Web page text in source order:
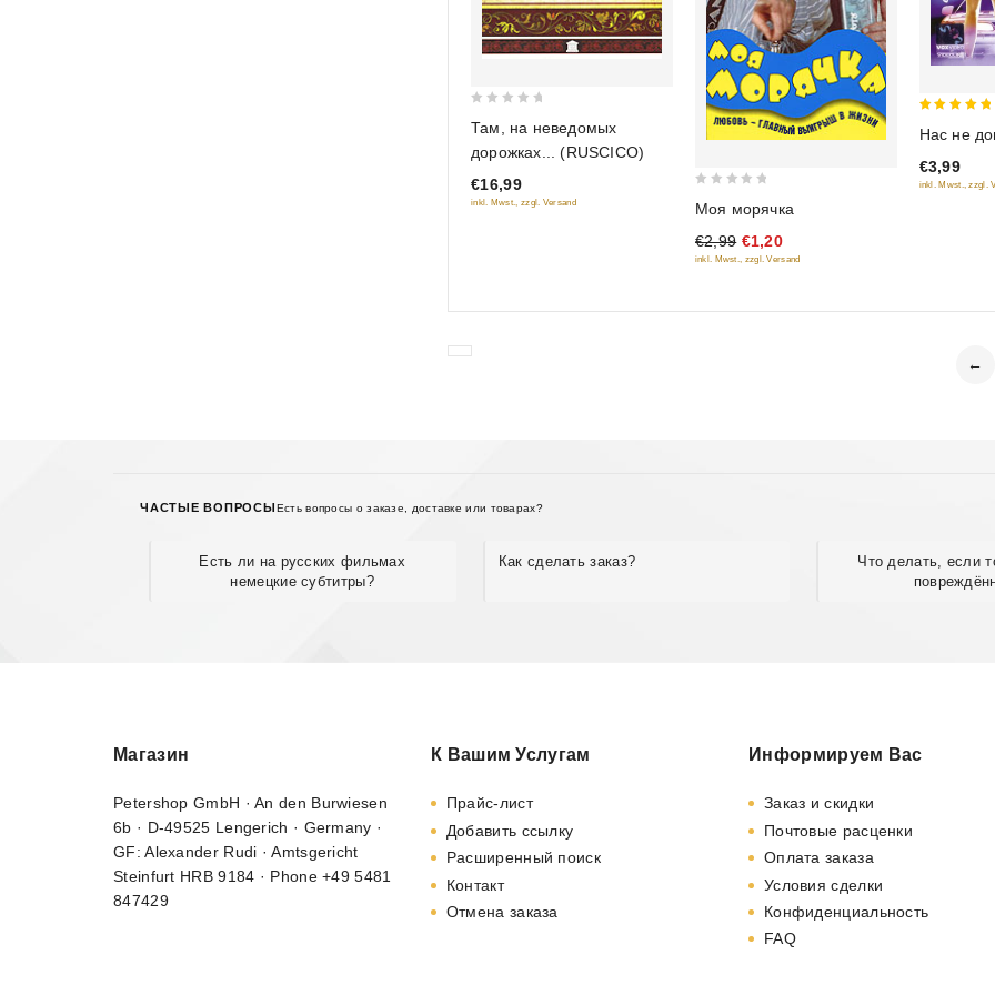
of
5
Там, на неведомых
дорожках... (RUSCICO)
€16,99
inkl. Mwst., zzgl. Versand
of
5
Моя морячка
€2,99 €1,20
inkl. Mwst., zzgl. Versand
out of 5
Нас не
€3,99
inkl. Mwst., zzgl.
←
ЧАСТЫЕ ВОПРОСЫЕсть вопросы о заказе, доставке или товарах?
Есть ли на русских фильмах
немецкие субтитры?
Как сделать заказ?
Что делать, если
Магазин
Petershop GmbH · An den Burwiesen
6b · D-49525 Lengerich · Germany ·
GF: Alexander Rudi · Amtsgericht
Steinfurt HRB 9184 · Phone +49 5481
847429
К Вашим Услугам
Прайс-лист
Добавить ссылку
Расширенный поиск
Контакт
Отмена заказа
Информируем Вас
Заказ и скидки
Почтовые расценки
Оплата заказа
Условия сделки
Конфиденциальность
FAQ